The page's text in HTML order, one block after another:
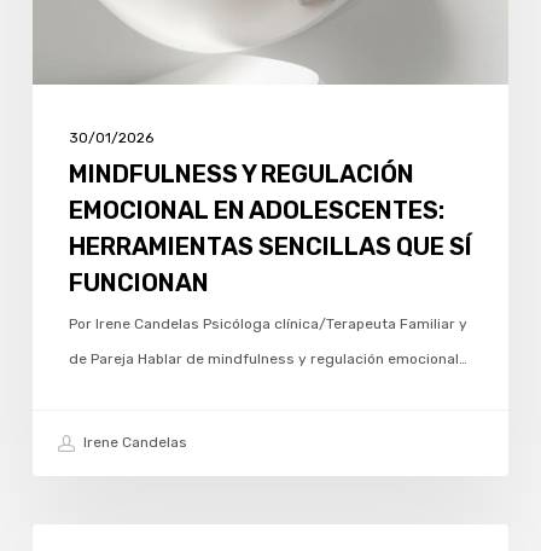
SENCILLAS
FUNCIONAN
30/01/2026
MINDFULNESS Y REGULACIÓN
EMOCIONAL EN ADOLESCENTES:
HERRAMIENTAS SENCILLAS QUE SÍ
FUNCIONAN
Por Irene Candelas Psicóloga clínica/Terapeuta Familiar y
de Pareja Hablar de mindfulness y regulación emocional…
Irene Candelas